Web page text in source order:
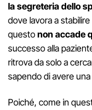
la segreteria dello
dove lavora a
questonon accade
successo alla
ritrova da solo a
sapendo di avere
Poiché, come in